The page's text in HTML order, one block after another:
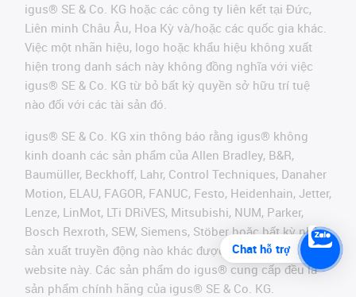
igus® SE & Co. KG hoặc các công ty liên kết tại Đức,
Liên minh Châu Âu, Hoa Kỳ và/hoặc các quốc gia khác.
Việc một nhãn hiệu, logo hoặc khẩu hiệu không xuất
hiện trong danh sách này không đồng nghĩa với việc
igus® SE & Co. KG từ bỏ bất kỳ quyền sở hữu trí tuệ
nào đối với các tài sản đó.
igus® SE & Co. KG xin thông báo rằng igus® không
kinh doanh các sản phẩm của Allen Bradley, B&R,
Baumüller, Beckhoff, Lahr, Control Techniques, Danaher
Motion, ELAU, FAGOR, FANUC, Festo, Heidenhain, Jetter,
Lenze, LinMot, LTi DRiVES, Mitsubishi, NUM, Parker,
Bosch Rexroth, SEW, Siemens, Stöber hoặc bất kỳ nhà
sản xuất truyền động nào khác được đề cập trên
website này. Các sản phẩm do igus® cung cấp đều là
sản phẩm chính hãng của igus® SE & Co. KG.
Chat hỗ trợ